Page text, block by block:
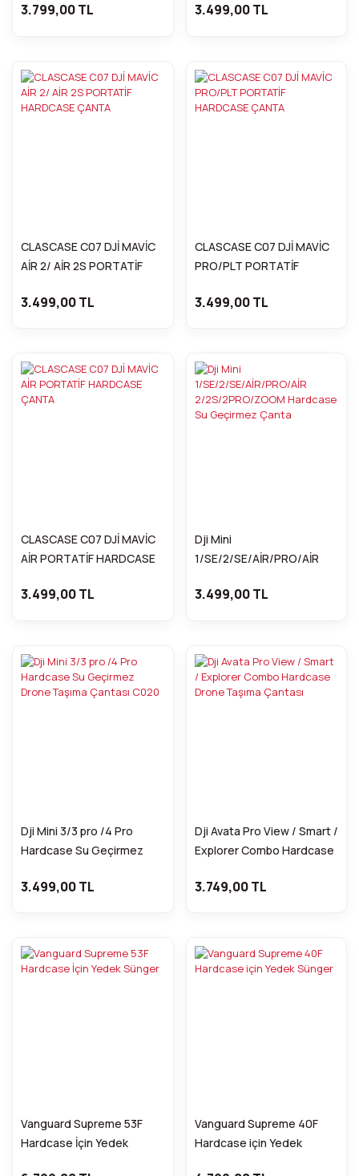
3.799,00 TL 3.499,00 TL
CLASCASE C07 DJİ MAVİC
AİR 2/ AİR 2S PORTATİF
3.499,00 TL
CLASCASE C07 DJİ MAVİC
PRO/PLT PORTATİF
3.499,00 TL
CLASCASE C07 DJİ MAVİC
AİR PORTATİF HARDCASE
3.499,00 TL
Dji Mini
1/SE/2/SE/AİR/PRO/AİR
Hardcase Su Geçirmez
3.499,00 TL
Dji Mini 3/3 pro /4 Pro
Hardcase Su Geçirmez
C020
3.499,00 TL
Dji Avata Pro View / Smart /
Explorer Combo Hardcase
3.749,00 TL
Vanguard Supreme 53F
Hardcase İçin Yedek
Vanguard Supreme 40F
Hardcase için Yedek